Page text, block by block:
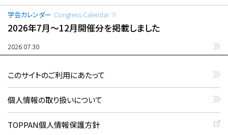
学会カレンダー Congress Calendar
2026年7月〜12月開催分を掲載しました
2026.07.30
このサイトのご利用にあたって
個人情報の取り扱いについて
TOPPAN個人情報保護方針